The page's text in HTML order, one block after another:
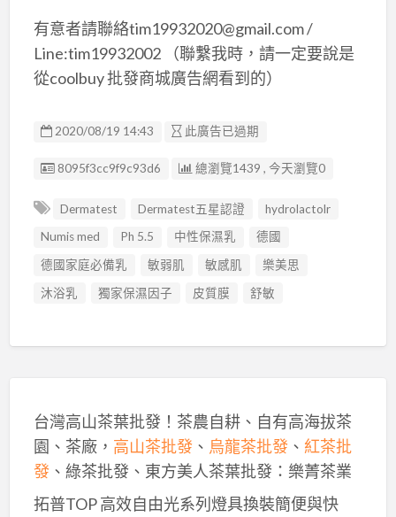
有意者請聯絡tim19932020@gmail.com /
Line:tim19932002 （聯繫我時，請一定要說是
從coolbuy 批發商城廣告網看到的）
2020/08/19 14:43 此廣告已過期
廣告编號
8095f3cc9f9c93d6 總瀏覽1439 , 今天瀏覽0
Dermatest Dermatest五星認證
hydrolactolr
Numis med
Ph 5.5 中性保濕乳
德國
德國家庭必備乳
敏弱肌 敏感肌
樂美思
沐浴乳
獨家保濕因子 皮質膜 舒敏
台灣高山茶葉批發！茶農自耕、自有高海拔茶
園、茶廠， 高山茶批發、 烏龍茶批發、 紅茶批
發、綠茶批發、東方美人茶葉批發：樂菁茶業
拓普TOP 高效自由光系列燈具換裝簡便與快